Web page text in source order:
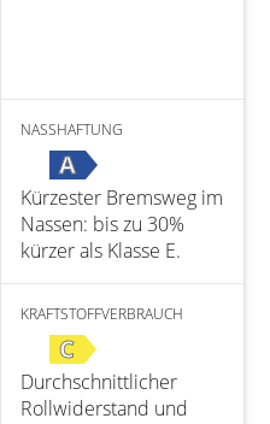
NASSHAFTUNG
A
Kürzester Bremsweg im
Nassen: bis zu 30%
kürzer als Klasse E.
KRAFTSTOFFVERBRAUCH
C
Durchschnittlicher
Rollwiderstand und